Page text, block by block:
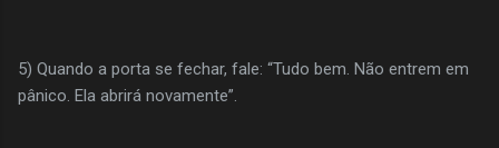
5) Quando a porta se fechar, fale: “Tudo bem. Não entrem em
pânico. Ela abrirá novamente”.